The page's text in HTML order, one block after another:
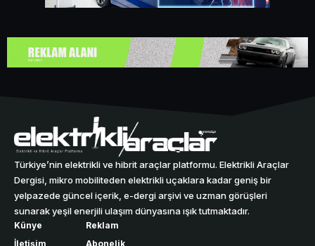
Türkiye’nin elektrikli ve hibrit araçlar platformu. Elektrikli Araçlar
Dergisi, mikro mobiliteden elektrikli uçaklara kadar geniş bir
yelpazede güncel içerik, e-dergi arşivi ve uzman görüşleri
sunarak yeşil enerjili ulaşım dünyasına ışık tutmaktadır.
Künye
İletişim
Reklam
Abonelik